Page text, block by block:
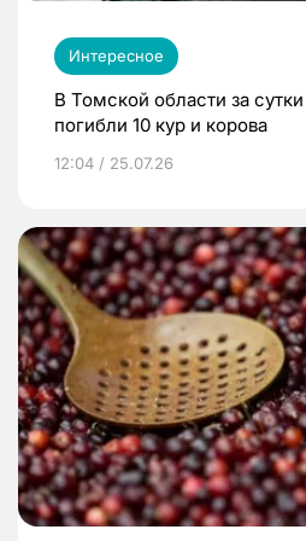
Интересное
В Томской области за
погибли 10 кур и корова
12:04 / 25.07.26